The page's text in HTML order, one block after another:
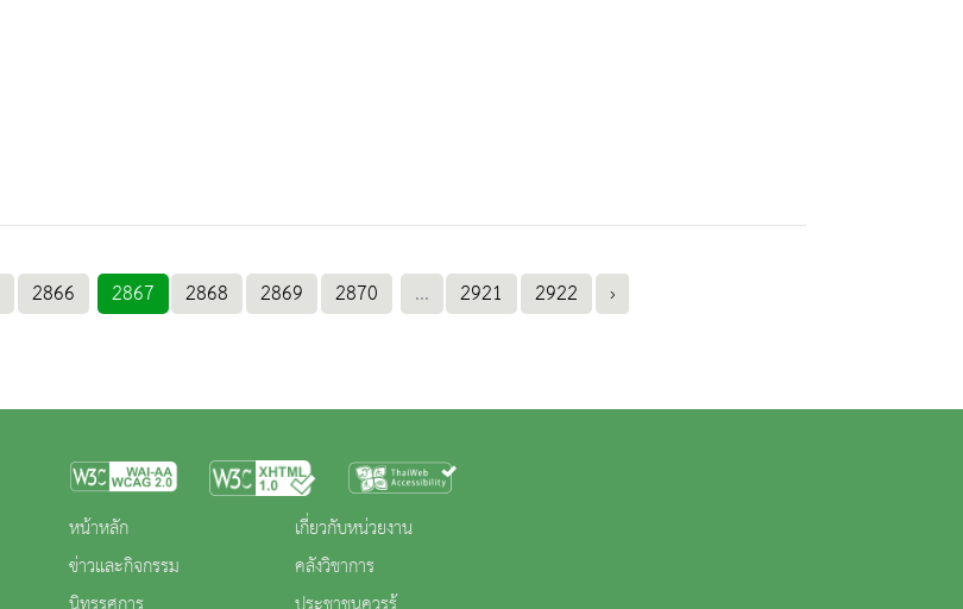
2866 2867 2868 2869 2870 ... 2921 2922 ›
หน้าหลัก
ข่าวและกิจกรรม
เกี่ยวกับหน่วยงาน
คลังวิชาการ